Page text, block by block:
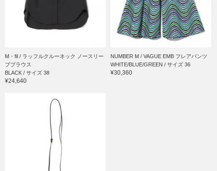
M・fil / ラッフルクルーネック ノースリー
ブブラウス
BLACK / サイズ 38
¥24,640
NUMBER M / VAGUE EMB フレアパンツ
WHITE/BLUE/GREEN / サイズ 36
¥30,360